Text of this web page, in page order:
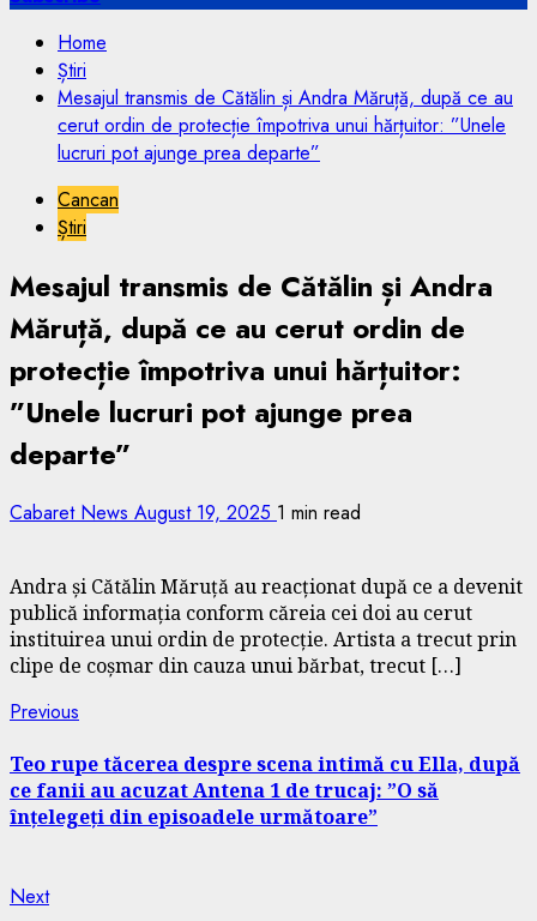
Home
Știri
Mesajul transmis de Cătălin și Andra Măruță, după ce au
cerut ordin de protecție împotriva unui hărțuitor: ”Unele
lucruri pot ajunge prea departe”
Cancan
Știri
Mesajul transmis de Cătălin și Andra
Măruță, după ce au cerut ordin de
protecție împotriva unui hărțuitor:
”Unele lucruri pot ajunge prea
departe”
Cabaret News August 19, 2025 1 min read
Andra și Cătălin Măruță au reacționat după ce a devenit
publică informația conform căreia cei doi au cerut
instituirea unui ordin de protecție. Artista a trecut prin
clipe de coșmar din cauza unui bărbat, trecut […]
Continue
Reading
Previous
Teo rupe tăcerea despre scena intimă cu Ella, după
ce fanii au acuzat Antena 1 de trucaj: ”O să
înțelegeți din episoadele următoare”
NextNext